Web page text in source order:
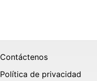
Contáctenos
Política de privacidad